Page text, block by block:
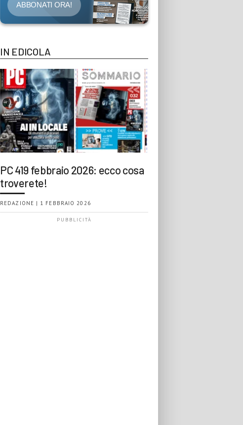
ABBONATI ORA!
IN EDICOLA
PC 419 febbraio 2026: ecco cosa
troverete!
REDAZIONE | 1 FEBBRAIO 2026